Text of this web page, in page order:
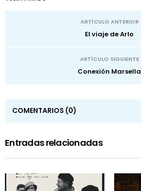
ARTÍCULO ANTERIOR
El viaje de Arlo
ARTÍCULO SIGUIENTE
Conexión Marsella
COMENTARIOS (0)
Entradas relacionadas